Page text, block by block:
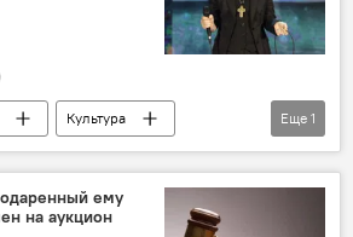
Культура
Еще 1
ему
на аукцион